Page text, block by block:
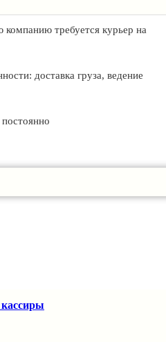
требуется курьер на
доставка груза, ведение